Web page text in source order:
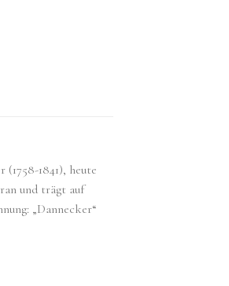
1841), heute
und trägt auf
„Dannecker“